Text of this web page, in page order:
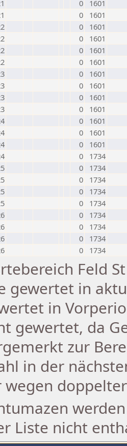
0
1601
0
1601
0
1601
0
1601
0
1601
0
1601
0
1601
0
1601
0
1601
0
1601
0
1601
0
1601
0
1601
0
1734
0
1734
0
1734
0
1734
0
1734
0
1734
0
1734
0
1734
0 1734
Feld
gewertet in
in
gewertet, da
zur
in der
wegen
Liste nicht